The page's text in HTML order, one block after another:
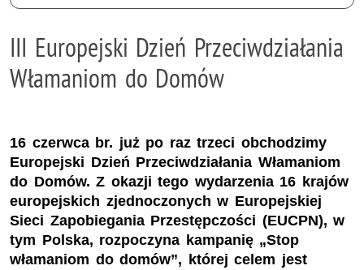
III Europejski Dzień Przeciwdziałania
Włamaniom do Domów
16 czerwca br. już po raz trzeci obchodzimy
Europejski Dzień Przeciwdziałania Włamaniom
do Domów. Z okazji tego wydarzenia 16 krajów
europejskich zjednoczonych w Europejskiej
Sieci Zapobiegania Przestępczości (EUCPN), w
tym Polska, rozpoczyna kampanię „Stop
włamaniom do domów”, której celem jest